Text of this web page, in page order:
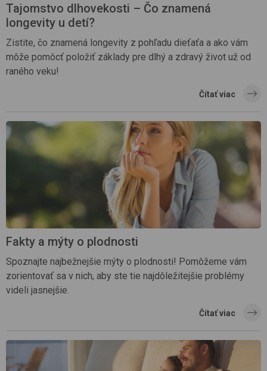
Tajomstvo dlhovekosti – Čo znamená
longevity u detí?
Zistite, čo znamená longevity z pohľadu dieťaťa a ako vám
môže pomôcť položiť základy pre dlhý a zdravý život už od
raného veku!
Čítať viac
Fakty a mýty o plodnosti
Spoznajte najbežnejšie mýty o plodnosti! Pomôžeme vám
zorientovať sa v nich, aby ste tie najdôležitejšie problémy
videli jasnejšie.
Čítať viac